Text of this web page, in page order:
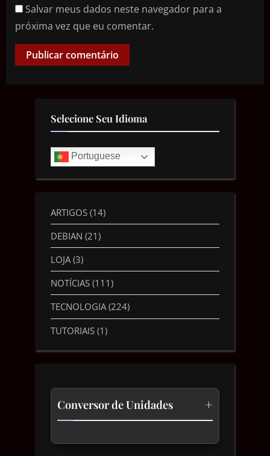
Salvar meus dados neste navegador para a
próxima vez que eu comentar.
Selecione Seu Idioma
Portuguese
ARTIGOS (14)
DEBIAN (21)
LOJA(3)
NOTÍCIAS (111)
TECNOLOGIA(224)
TUTORIAIS (1)
Conversor de Unidades +